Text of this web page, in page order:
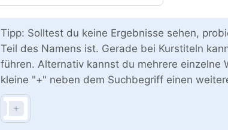
Tipp: Solltest du keine Ergebnisse sehen,
Teil des Namens ist. Gerade bei Kurstiteln
führen. Alternativ kannst du mehrere einzelne
kleine "+" neben dem Suchbegriff einen